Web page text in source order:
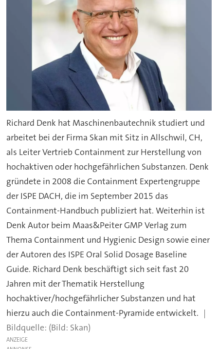
Richard Denk hat Maschinenbautechnik studiert und
arbeitet bei der Firma Skan mit Sitz in Allschwil, CH,
als Leiter Vertrieb Containment zur Herstellung von
hochaktiven oder hochgefährlichen Substanzen. Denk
gründete in 2008 die Containment Expertengruppe
der ISPE DACH, die im September 2015 das
Containment-Handbuch publiziert hat. Weiterhin ist
Denk Autor beim Maas&Peiter GMP Verlag zum
Thema Containment und Hygienic Design sowie einer
der Autoren des ISPE Oral Solid Dosage Baseline
Guide. Richard Denk beschäftigt sich seit fast 20
Jahren mit der Thematik Herstellung
hochaktiver/hochgefährlicher Substanzen und hat
hierzu auch die Containment-Pyramide entwickelt.
(Bild: Skan)
ANZEIGE